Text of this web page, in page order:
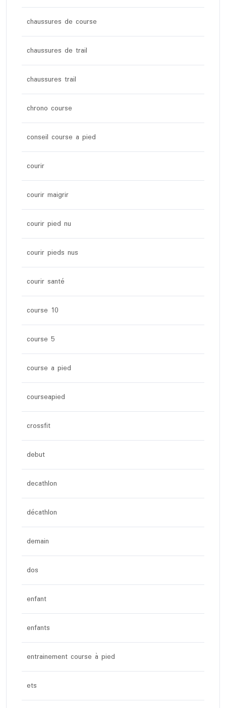
chaussures de course
chaussures de trail
chaussures trail
chrono course
conseil course a pied
courir
courir maigrir
courir pied nu
courir pieds nus
courir santé
course 10
course 5
course a pied
courseapied
crossfit
debut
decathlon
décathlon
demain
dos
enfant
enfants
entrainement course à pied
ets